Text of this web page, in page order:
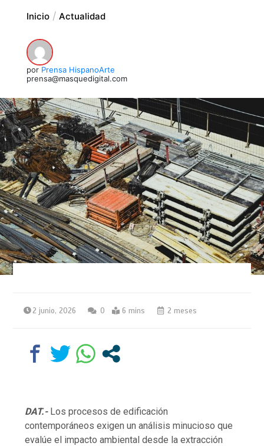
Inicio Actualidad
por Prensa HispanoArte
prensa@masquedigital.com
2 junio, 2026 0 6 mins 2 meses
DAT.-Los procesos de edificación
contemporáneos exigen un análisis minucioso que
evalúe el impacto ambiental desde la extracción